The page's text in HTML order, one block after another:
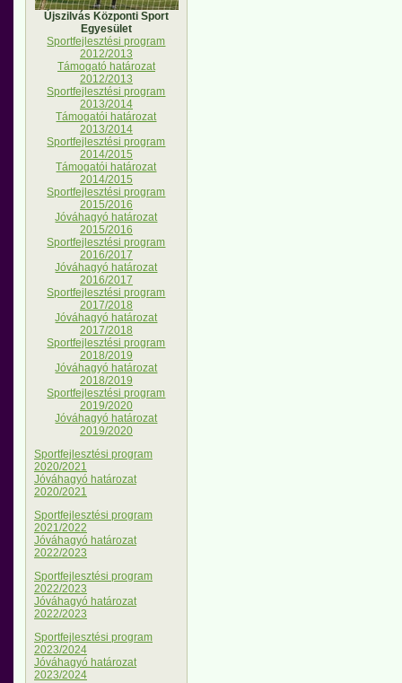
Újszilvás Központi Sport
Egyesület
Sportfejlesztési program
2012/2013
Támogató határozat
2012/2013
Sportfejlesztési program
2013/2014
Támogatói határozat
2013/2014
Sportfejlesztési program
2014/2015
Támogatói határozat
2014/2015
Sportfejlesztési program
2015/2016
Jóváhagyó határozat
2015/2016
Sportfejlesztési program
2016/2017
Jóváhagyó határozat
2016/2017
Sportfejlesztési program
2017/2018
Jóváhagyó határozat
2017/2018
Sportfejlesztési program
2018/2019
Jóváhagyó határozat
2018/2019
Sportfejlesztési program
2019/2020
Jóváhagyó határozat
2019/2020
Sportfejlesztési program
2020/2021
Jóváhagyó határozat
2020/2021
Sportfejlesztési program
2021/2022
Jóváhagyó határozat
2022/2023
Sportfejlesztési program
2022/2023
Jóváhagyó határozat
2022/2023
Sportfejlesztési program
2023/2024
Jóváhagyó határozat
2023/2024